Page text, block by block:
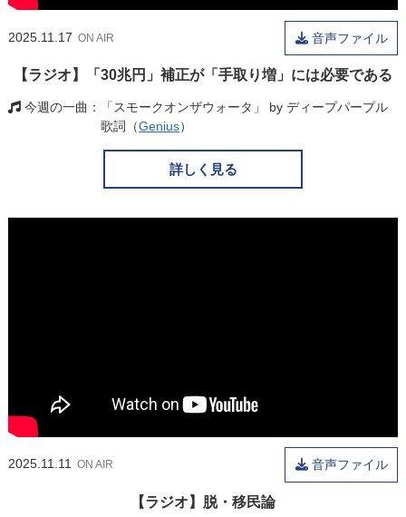
2025.11.17 ON AIR 音声ファイル
【ラジオ】「30兆円」補正が「手取り増」には必要である
今週の一曲
「スモークオンザウォータ」 by ディープパープル
歌詞（Genius）
詳しく見る
2025.11.11 ON AIR 音声ファイル
【ラジオ】脱・移民論